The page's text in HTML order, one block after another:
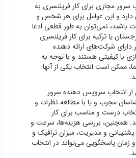
سرور مجازی برای کار فریلنسری به
و این عوامل برای هر شخص و
باشند، نمی‌توان به طور قطعی ادعا
یا ترکیه برای کار فریلنسری
شرکت‌های ارائه دهنده
با کیفیتی هستند و با توجه به
ممکن است انتخاب یکی از آنها
از انتخاب سرویس دهنده سرور
مجرب و یا با مطالعه نظرات و
درست و مناسب برای کار
همچنین، بررسی هزینه‌ها، سرعت و
پشتیبانی و مدیریت، میزان ترافیک و
و زمان پاسخگویی می‌تواند در انتخاب